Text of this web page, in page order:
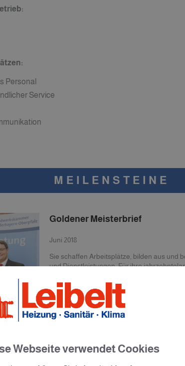
Personal
Service
MEILENSTEINE
Goldener Meisterbrief
Juni 2018
Sie schaffen Arbeitsplätze, bilden aus und
und Dienstleistungen: Für ihre
Handwerkskammer Niederbayern-
26 Handwerksmeister verschiedener
Goldenen Meisternadel.
Diese Ehrung erhalten Handwerker, die
Meisterprüfung abgelegt haben und
Kammervizepräsident Konrad Treitinger
Verkörperung einer starken
Unter den Geehrten, ein allseits
Webseite verwendet Cookies